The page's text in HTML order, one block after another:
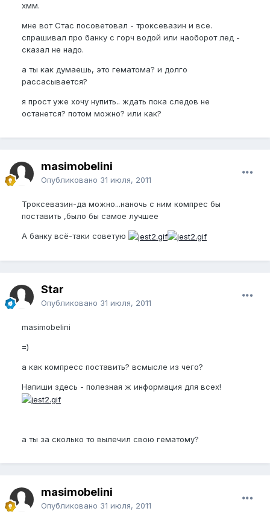
хмм.
мне вот Стас посоветовал - троксевазин и все.
спрашивал про банку с горч водой или наоборот лед -
сказал не надо.
а ты как думаешь, это гематома? и долго
рассасывается?
я прост уже хочу нупить.. ждать пока следов не
останется? потом можно? или как?
masimobelini
Опубликовано 31 июля, 2011
Троксевазин-да можно...наночь с ним компрес бы
поставить ,было бы самое лучшее
А банку всё-таки советую
Star
Опубликовано 31 июля, 2011
masimobelini
=)
а как компресс поставить? всмысле из чего?
Напиши здесь - полезная ж информация для всех!
а ты за сколько то вылечил свою гематому?
masimobelini
Опубликовано 31 июля, 2011